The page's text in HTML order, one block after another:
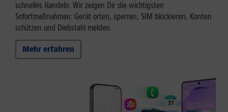
schnelles Handeln. Wir zeigen Dir die wichtigsten
Sofortmaßnahmen: Gerät orten, sperren, SIM blockieren, Konten
schützen und Diebstahl melden.
Mehr erfahren